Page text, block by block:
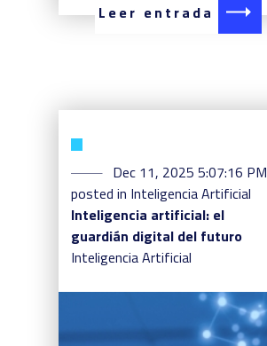
Leer entrada
Dec 11, 2025 5:07:16 PM
posted in Inteligencia Artificial
Inteligencia artificial: el
guardián digital del futuro
Inteligencia Artificial